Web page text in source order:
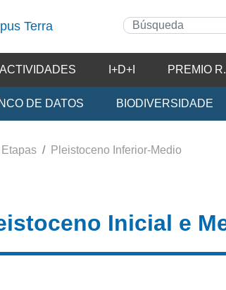
ACTIVIDADES I+D+I PREMIO
DE DATOS BIODIVERSIDADE
Pleistoceno Inferior-Medio
Inicial e